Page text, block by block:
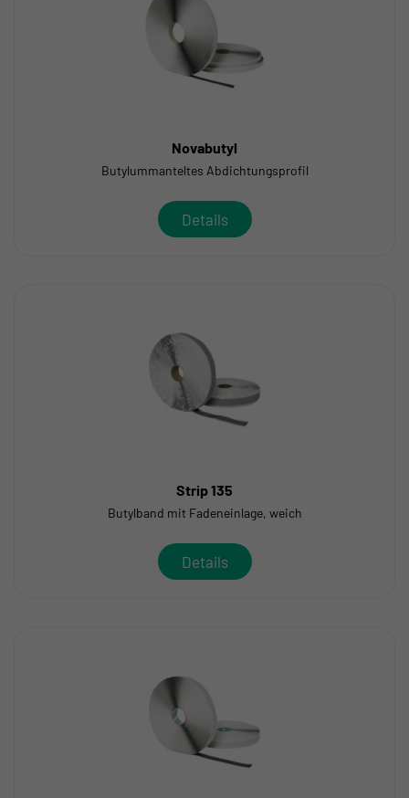
Novabutyl
Butylummanteltes Abdichtungsprofil
Details
Strip 135
Butylband mit Fadeneinlage, weich
Details